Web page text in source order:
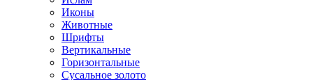
Иконы
Животные
Шрифты
Вертикальные
Горизонтальные
Сусальное золото